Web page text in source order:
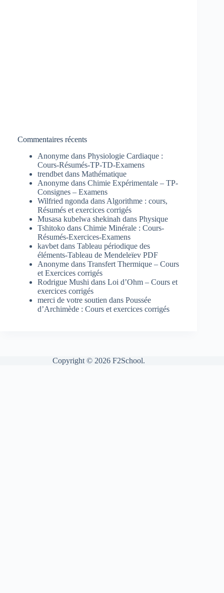
Commentaires récents
Anonyme dans Physiologie Cardiaque :
Cours-Résumés-TP-TD-Examens
trendbet dans Mathématique
Anonyme dans Chimie Expérimentale – TP-
Consignes – Examens
Wilfried ngonda dans Algorithme : cours,
Résumés et exercices corrigés
Musasa kubelwa shekinah dans Physique
Tshitoko dans Chimie Minérale : Cours-
Résumés-Exercices-Examens
kavbet dans Tableau périodique des
éléments-Tableau de Mendeleïev PDF
Anonyme dans Transfert Thermique – Cours
et Exercices corrigés
Rodrigue Mushi dans Loi d’Ohm – Cours et
exercices corrigés
merci de votre soutien dans Poussée
d’Archimède : Cours et exercices corrigés
Copyright © 2026 F2School.